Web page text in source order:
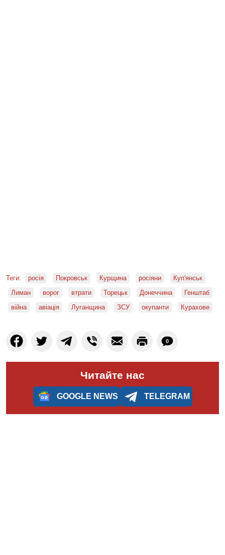
Теги: росія Покровськ Курщина росіяни
Куп'янськ
Лиман
ворог втрати Торецьк Донеччина
Генштаб
війна
авіація Луганщина ЗСУ окупанти Курахове
0
Читайте нас
GOOGLE NEWS TELEGRAM